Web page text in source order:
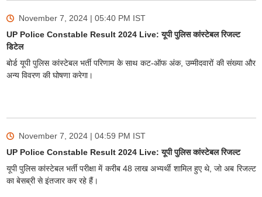
November 7, 2024 | 05:40 PM IST
UP Police Constable Result 2024 Live: यूपी पुलिस कांस्टेबल रिजल्ट
डिटेल
बोर्ड यूपी पुलिस कांस्टेबल भर्ती परिणाम के साथ कट-ऑफ अंक, उम्मीदवारों की संख्या और
अन्य विवरण की घोषणा करेगा।
November 7, 2024 | 04:59 PM IST
UP Police Constable Result 2024 Live: यूपी पुलिस कांस्टेबल रिजल्ट
यूपी पुलिस कांस्टेबल भर्ती परीक्षा में करीब 48 लाख अभ्यर्थी शामिल हुए थे, जो अब रिजल्ट
का बेसब्री से इंतजार कर रहे हैं।